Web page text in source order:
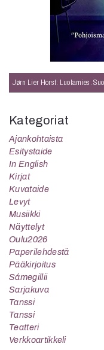
Jørn Lier Horst: Luolamies.
Kategoriat
Ajankohtaista
Esitystaide
In English
Kirjat
Kuvataide
Levyt
Musiikki
Näyttelyt
Oulu2026
Paperilehdestä
Pääkirjoitus
Sámegillii
Sarjakuva
Tanssi
Tanssi
Teatteri
Verkkoartikkeli